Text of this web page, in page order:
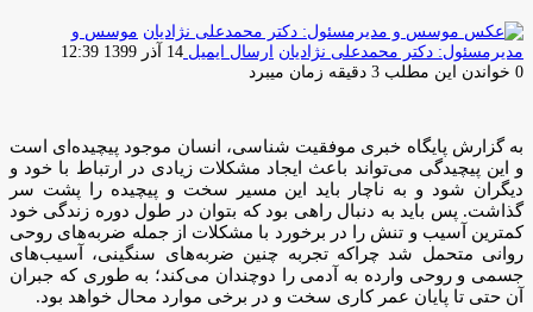
موسس و
مدیرمسئول: دکتر محمدعلی نژادیان ارسال ایمیل 14 آذر 1399 12:39
0 خواندن این مطلب 3 دقیقه زمان میبرد
به گزارش پایگاه خبری موفقیت شناسی، انسان‌ موجود پیچیده‌ای است
و این پیچیدگی می‌تواند باعث ایجاد مشکلات زیادی در ارتباط با خود و
دیگران شود و به ناچار باید این مسیر سخت و پیچیده را پشت سر
گذاشت. پس باید به دنبال راهی بود که بتوان در طول دوره زندگی خود
کمترین آسیب و تنش را در برخورد با مشکلات از جمله ضربه‌های روحی
روانی متحمل شد چراکه تجربه چنین ضربه‌های سنگینی، آسیب‌های
جسمی و روحی وارده به آدمی را دوچندان می‌کند؛ به طوری که جبران
آن حتی تا پایان عمر کاری سخت و در برخی موارد محال خواهد بود.